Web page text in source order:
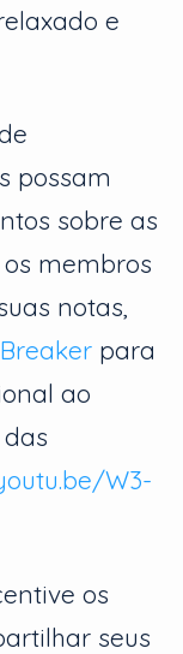
e
possam
sobre as
membros
notas,
para
ao
W3-
os
seus